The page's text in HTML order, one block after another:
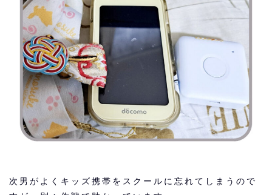
次男がよくキッズ携帯をスクールに忘れてしまうので